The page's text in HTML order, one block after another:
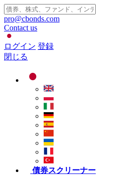
pro@cbonds.com
Contact us
ログイン 登録
閉じる
債券スクリーナー